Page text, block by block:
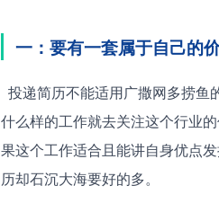
一：要有一套属于自己的
什么样的工作就去关注这个行业
果这个工作适合且能讲自身优点
历却石沉大海要好的多。